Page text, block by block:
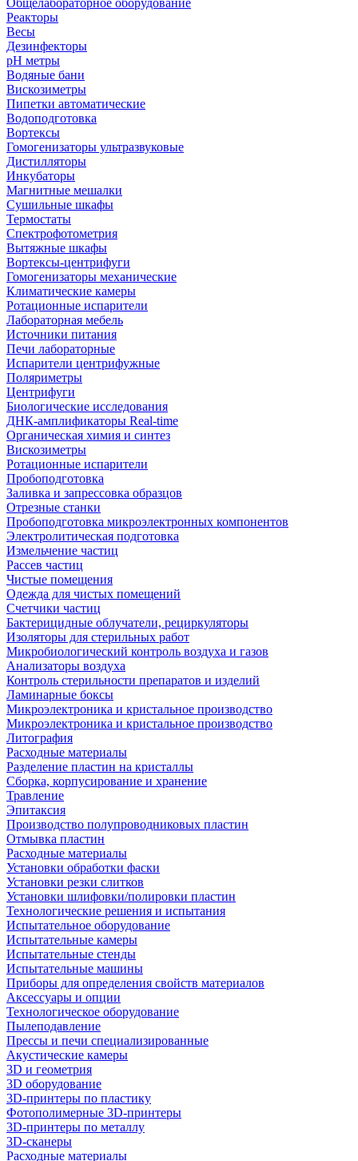
Общелабораторное оборудование
Реакторы
Весы
Дезинфекторы
рН метры
Водяные бани
Вискозиметры
Пипетки автоматические
Водоподготовка
Вортексы
Гомогенизаторы ультразвуковые
Дистилляторы
Инкубаторы
Магнитные мешалки
Сушильные шкафы
Термостаты
Спектрофотометрия
Вытяжные шкафы
Вортексы-центрифуги
Гомогенизаторы механические
Климатические камеры
Ротационные испарители
Лабораторная мебель
Источники питания
Печи лабораторные
Испарители центрифужные
Поляриметры
Центрифуги
Биологические исследования
ДНК-амплификаторы Real-time
Органическая химия и синтез
Вискозиметры
Ротационные испарители
Пробоподготовка
Заливка и запрессовка образцов
Отрезные станки
Пробоподготовка микроэлектронных компонентов
Электролитическая подготовка
Измельчение частиц
Рассев частиц
Чистые помещения
Одежда для чистых помещений
Счетчики частиц
Бактерицидные облучатели, рециркуляторы
Изоляторы для стерильных работ
Микробиологический контроль воздуха и газов
Анализаторы воздуха
Контроль стерильности препаратов и изделий
Ламинарные боксы
Микроэлектроника и кристальное производство
Микроэлектроника и кристальное производство
Литография
Расходные материалы
Разделение пластин на кристаллы
Сборка, корпусирование и хранение
Травление
Эпитаксия
Производство полупроводниковых пластин
Отмывка пластин
Расходные материалы
Установки обработки фаски
Установки резки слитков
Установки шлифовки/полировки пластин
Технологические решения и испытания
Испытательное оборудование
Испытательные камеры
Испытательные стенды
Испытательные машины
Приборы для определения свойств материалов
Аксессуары и опции
Технологическое оборудование
Пылеподавление
Прессы и печи специализированные
Акустические камеры
3D и геометрия
3D оборудование
3D-принтеры по пластику
Фотополимерные 3D-принтеры
3D-принтеры по металлу
3D-сканеры
Расходные материалы